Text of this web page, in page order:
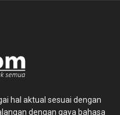
hal aktual sesuai dengan
dengan gaya bahasa